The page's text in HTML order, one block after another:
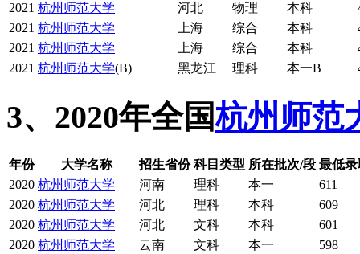
2021 杭州师范大学 河北 物理 本科
2021 杭州师范大学 上海 综合 本科
2021 杭州师范大学 上海 综合 本科
2021 杭州师范大学(B) 黑龙江 理科 本一B
3、2020年全国杭州师范
年份 大学名称 招生省份 科目类型 所在批次/段 最低
2020 杭州师范大学 河南 理科 本一
611
2020 杭州师范大学 河北 理科 本科
609
2020 杭州师范大学 河北 文科 本科
601
2020 杭州师范大学 云南 文科 本一
598